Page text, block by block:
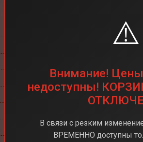
50+8+2 Мп
MediaTek 7300-Ultra
Android 14
⚠️
Внимание!
недоступны!
В связи с резким
ВРЕМЕННО доступны